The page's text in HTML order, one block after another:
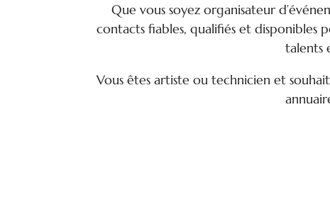
Que vous soyez organisateur
contacts fiables, qualifiés et disponibles
talents
Vous êtes artiste ou technicien et